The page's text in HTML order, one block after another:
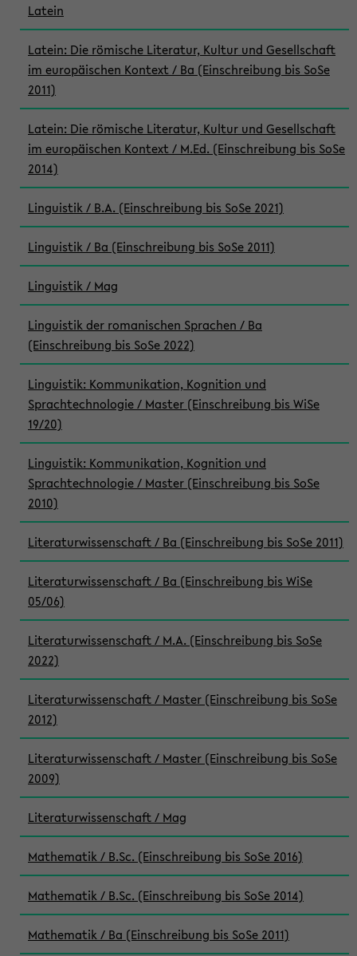
Latein
Latein: Die römische Literatur, Kultur und Gesellschaft
im europäischen Kontext / Ba (Einschreibung bis SoSe
2011)
Latein: Die römische Literatur, Kultur und Gesellschaft
im europäischen Kontext / M.Ed. (Einschreibung bis SoSe
2014)
Linguistik / B.A. (Einschreibung bis SoSe 2021)
Linguistik / Ba (Einschreibung bis SoSe 2011)
Linguistik / Mag
Linguistik der romanischen Sprachen / Ba
(Einschreibung bis SoSe 2022)
Linguistik: Kommunikation, Kognition und
Sprachtechnologie / Master (Einschreibung bis WiSe
19/20)
Linguistik: Kommunikation, Kognition und
Sprachtechnologie / Master (Einschreibung bis SoSe
2010)
Literaturwissenschaft / Ba (Einschreibung bis SoSe 2011)
Literaturwissenschaft / Ba (Einschreibung bis WiSe
05/06)
Literaturwissenschaft / M.A. (Einschreibung bis SoSe
2022)
Literaturwissenschaft / Master (Einschreibung bis SoSe
2012)
Literaturwissenschaft / Master (Einschreibung bis SoSe
2009)
Literaturwissenschaft / Mag
Mathematik / B.Sc. (Einschreibung bis SoSe 2016)
Mathematik / B.Sc. (Einschreibung bis SoSe 2014)
Mathematik / Ba (Einschreibung bis SoSe 2011)